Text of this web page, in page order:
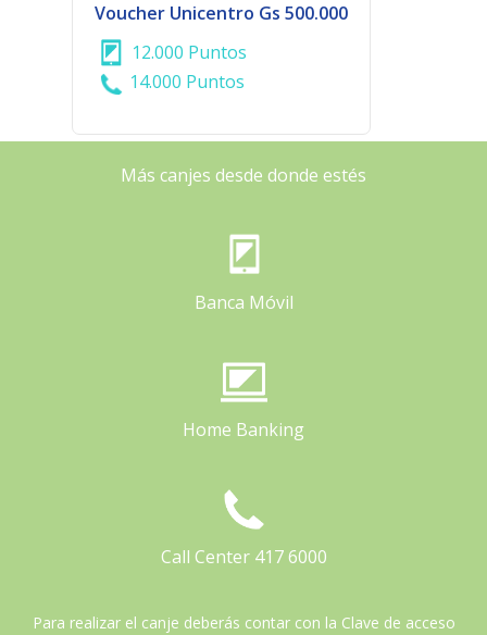
Voucher Unicentro Gs 500.000
12.000 Puntos
14.000 Puntos
Más canjes desde donde estés
Banca Móvil
Home Banking
Call Center 417 6000
Para realizar el canje deberás contar con la Clave de acceso